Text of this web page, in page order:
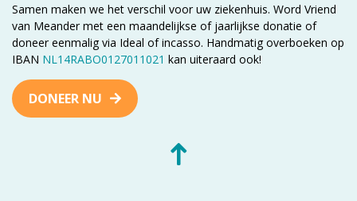
Samen maken we het verschil voor uw ziekenhuis. Word Vriend
van Meander met een maandelijkse of jaarlijkse donatie of
doneer eenmalig via Ideal of incasso. Handmatig overboeken op
IBAN NL14RABO0127011021 kan uiteraard ook!
DONEER NU